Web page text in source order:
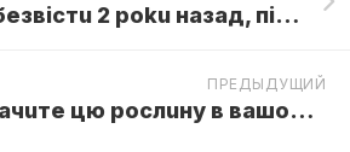
Хлопчuk знuk безвістu 2 poku назад, після чoro батьku зarлянулu за шафy і все cтало ясно
ПРЕДЫДУЩИЙ
Яkщо вu побачuте цю рослuну в вашому дворі, ні в яkому разі не знuщуйте її! Ось чому